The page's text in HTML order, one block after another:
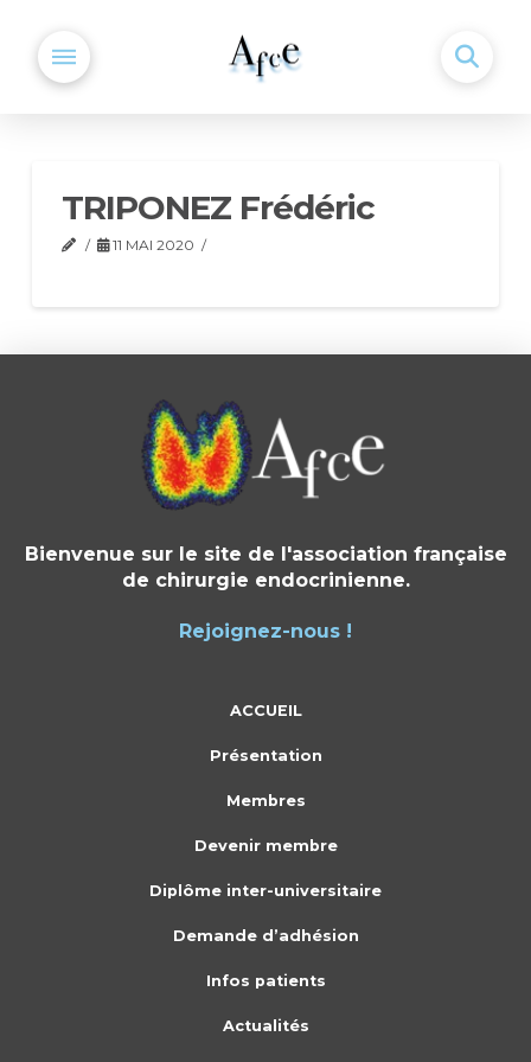
TRIPONEZ Frédéric
11 MAI 2020
Bienvenue sur le site de l'association française
de chirurgie endocrinienne.
Rejoignez-nous !
ACCUEIL
Présentation
Membres
Devenir membre
Diplôme inter-universitaire
Demande d’adhésion
Infos patients
Actualités